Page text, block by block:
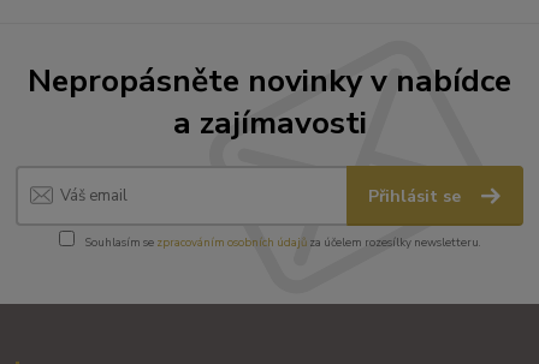
Nepropásněte novinky v nabídce
a zajímavosti
Přihlásit se
Souhlasím se zpracováním osobních údajůza účelem rozesílky newsletteru.